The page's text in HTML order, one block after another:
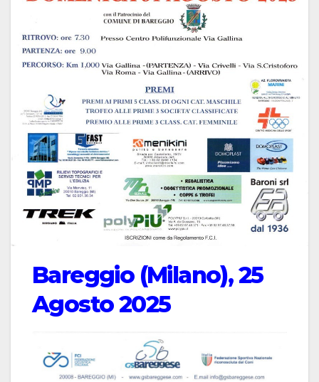
Bareggio (Milano), 25
Agosto 2025